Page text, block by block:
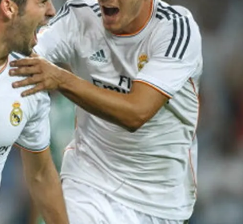
Tasteful Thailand
Sanook Choice
กโซเชียลได้ที่